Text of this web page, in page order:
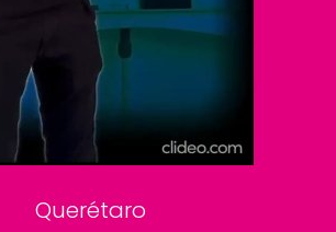
Confabulario
Aviso Oportuno
Consultas
Querétaro